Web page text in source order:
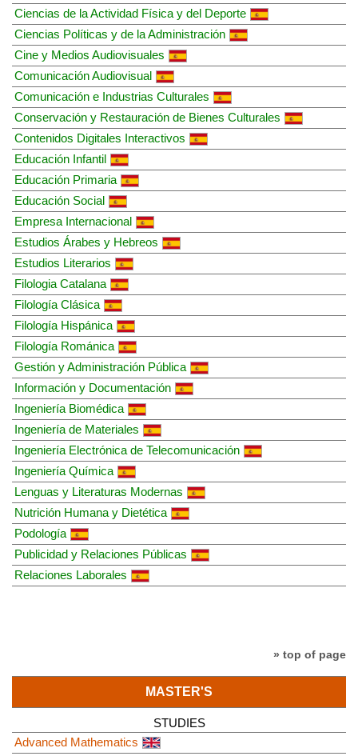
Ciencias de la Actividad Física y del Deporte
Ciencias Políticas y de la Administración
Cine y Medios Audiovisuales
Comunicación Audiovisual
Comunicación e Industrias Culturales
Conservación y Restauración de Bienes Culturales
Contenidos Digitales Interactivos
Educación Infantil
Educación Primaria
Educación Social
Empresa Internacional
Estudios Árabes y Hebreos
Estudios Literarios
Filologia Catalana
Filología Clásica
Filología Hispánica
Filología Románica
Gestión y Administración Pública
Información y Documentación
Ingeniería Biomédica
Ingeniería de Materiales
Ingeniería Electrónica de Telecomunicación
Ingeniería Química
Lenguas y Literaturas Modernas
Nutrición Humana y Dietética
Podología
Publicidad y Relaciones Públicas
Relaciones Laborales
» top of page
MASTER'S
STUDIES
Advanced Mathematics